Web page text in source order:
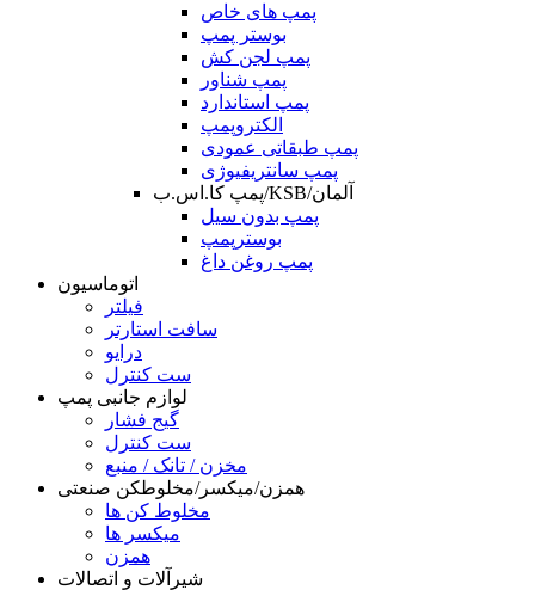
پمپ های خاص
بوستر پمپ
پمپ لجن کش
پمپ شناور
پمپ استاندارد
الکتروپمپ
پمپ طبقاتی عمودی
پمپ سانتریفیوژی
پمپ کا.اس.ب/KSB/آلمان
پمپ بدون سیل
بوسترپمپ
پمپ روغن داغ
اتوماسیون
فیلتر
سافت استارتر
درایو
ست کنترل
لوازم جانبی پمپ
گیج فشار
ست کنترل
مخزن / تانک / منبع
همزن/میکسر/مخلوطکن صنعتی
مخلوط کن ها
میکسر ها
همزن
شیرآلات و اتصالات